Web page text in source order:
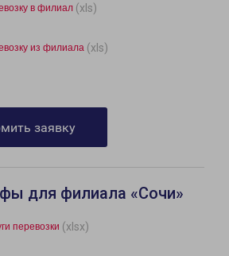
в филиал (xls)
из филиала (xls)
заявку
для филиала «Сочи»
перевозки (xlsx)